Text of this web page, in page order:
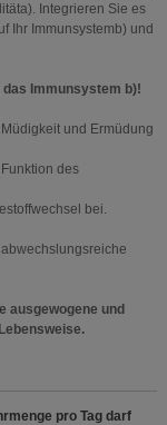
Integrieren Sie es
Ihr Immunsystemb) und
das Immunsystem b)!
und Ermüdung
des
bei.
ausgewogene und
pro Tag darf